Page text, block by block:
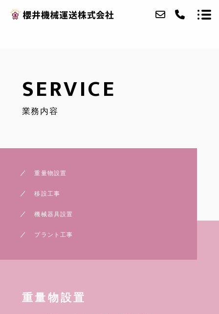
SERVICE
業務内容
重量物設置
移設工事
機械器具設置
プラント工事
重量物設置